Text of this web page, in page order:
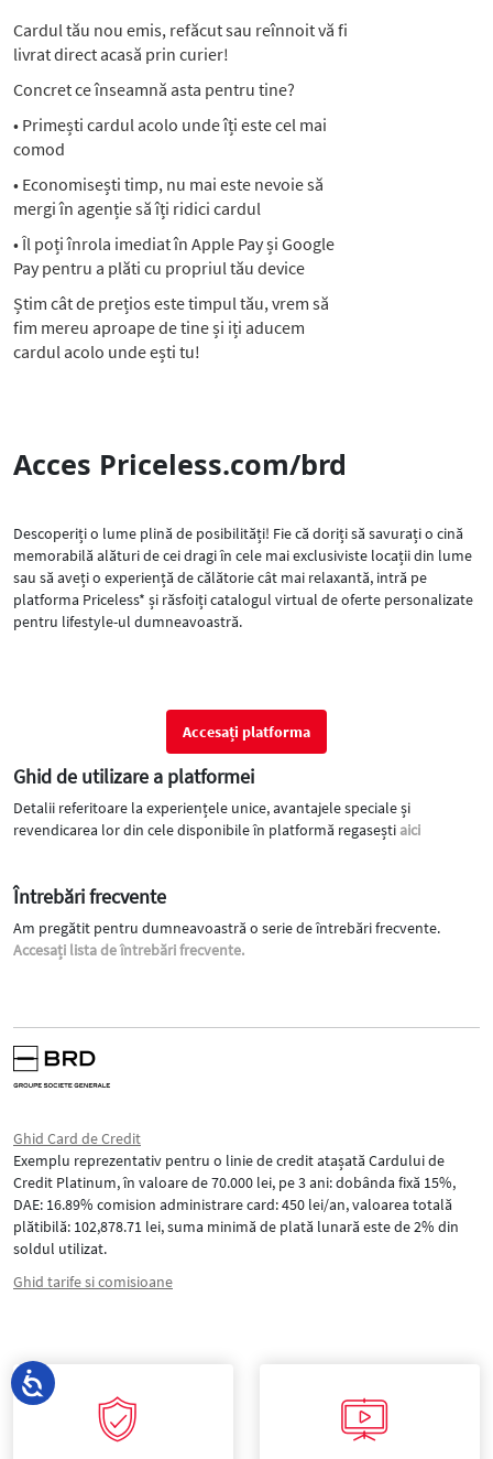
Cardul tău nou emis, refăcut sau reînnoit vă fi
livrat direct acasă prin curier!
Concret ce înseamnă asta pentru tine?
• Primești cardul acolo unde îți este cel mai
comod
• Economisești timp, nu mai este nevoie să
mergi în agenție să îți ridici cardul
• Îl poți înrola imediat în Apple Pay și Google
Pay pentru a plăti cu propriul tău device
Știm cât de prețios este timpul tău, vrem să
fim mereu aproape de tine și iți aducem
cardul acolo unde ești tu!
Acces Priceless.com/brd
Descoperiți o lume plină de posibilități! Fie că doriți să savurați o cină
memorabilă alături de cei dragi în cele mai exclusiviste locații din lume
sau să aveți o experiență de călătorie cât mai relaxantă, intră pe
platforma Priceless* și răsfoiți catalogul virtual de oferte personalizate
pentru lifestyle-ul dumneavoastră.
Accesați platforma
Ghid de utilizare a platformei
Detalii referitoare la experiențele unice, avantajele speciale și
revendicarea lor din cele disponibile în platformă regasești aici
Întrebări frecvente
Am pregătit pentru dumneavoastră o serie de întrebări frecvente.
Accesați lista de întrebări frecvente.
Ghid Card de Credit
Exemplu reprezentativ pentru o linie de credit atașată Cardului de
Credit Platinum, în valoare de 70.000 lei, pe 3 ani: dobânda fixă 15%,
DAE: 16.89% comision administrare card: 450 lei/an, valoarea totală
plătibilă: 102,878.71 lei, suma minimă de plată lunară este de 2% din
soldul utilizat.
Ghid tarife si comisioane